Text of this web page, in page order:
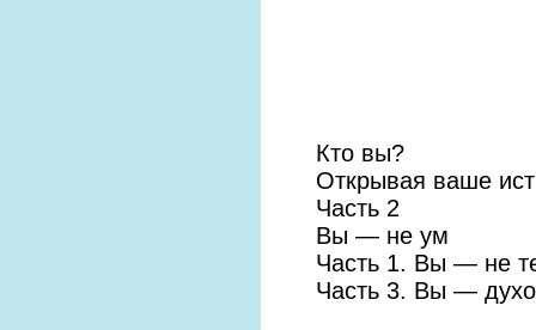
Кто вы?
Открывая ваше
Часть 2
Вы — не ум
Часть 1. Вы — не
Часть 3. Вы —